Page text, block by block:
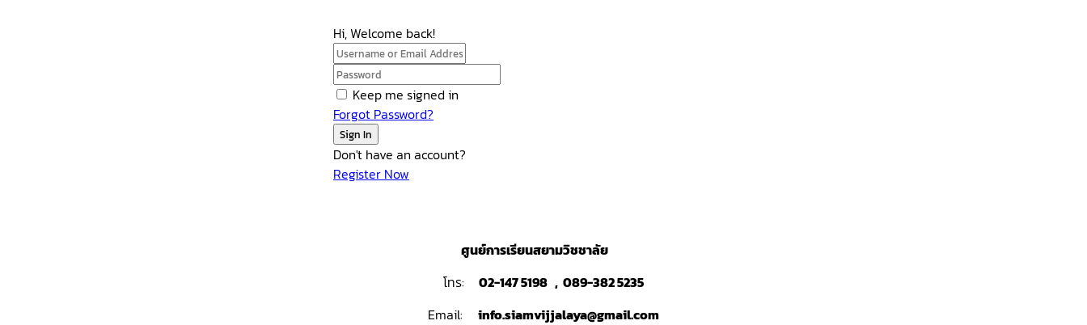
Hi, Welcome back!
Keep me signed in
Forgot Password?
Sign In
Don't have an account?
Register Now
ศูนย์การเรียนสยามวิชชาลัย
โทร:
02-147 5198 , 089-382 5235
Email:
info.siamvijjalaya@gmail.com